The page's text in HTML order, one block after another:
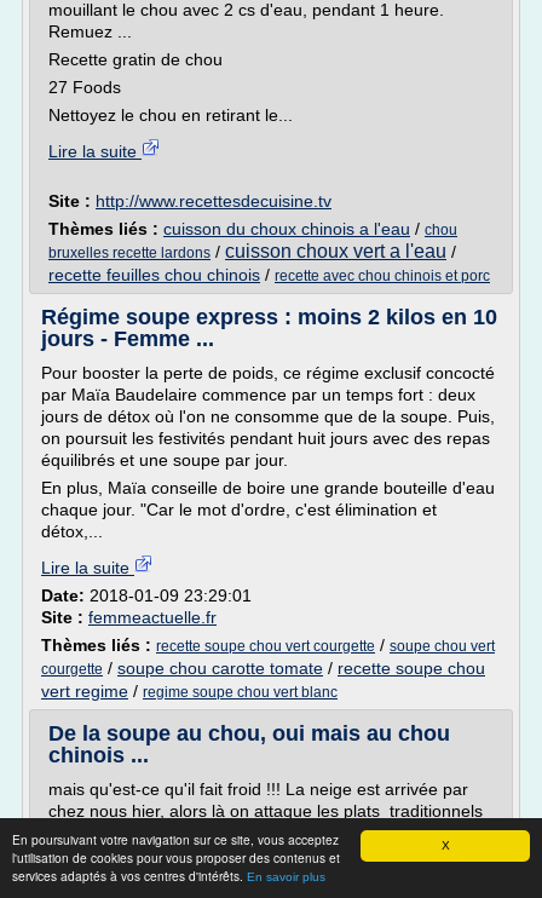
X
En poursuivant votre navigation sur ce site, vous acceptez
l'utilisation de cookies pour vous proposer des contenus et
services adaptés à vos centres d'intérêts. En savoir plus
mouillant le chou avec 2 cs d'eau, pendant 1 heure.
Remuez ...
Recette gratin de chou
27 Foods
Nettoyez le chou en retirant le...
Lire la suite
Site : http://www.recettesdecuisine.tv
Thèmes liés : cuisson du choux chinois a l'eau / chou
bruxelles recette lardons / cuisson choux vert a l'eau /
recette feuilles chou chinois / recette avec chou chinois et porc
Régime soupe express : moins 2 kilos en 10
jours - Femme ...
Pour booster la perte de poids, ce régime exclusif concocté
par Maïa Baudelaire commence par un temps fort : deux
jours de détox où l'on ne consomme que de la soupe. Puis,
on poursuit les festivités pendant huit jours avec des repas
équilibrés et une soupe par jour.
En plus, Maïa conseille de boire une grande bouteille d'eau
chaque jour. "Car le mot d'ordre, c'est élimination et
détox,...
Lire la suite
Date: 2018-01-09 23:29:01
Site : femmeactuelle.fr
Thèmes liés : recette soupe chou vert courgette / soupe chou vert
courgette / soupe chou carotte tomate / recette soupe chou
vert regime / regime soupe chou vert blanc
De la soupe au chou, oui mais au chou
chinois ...
mais qu'est-ce qu'il fait froid !!! La neige est arrivée par
chez nous hier, alors là on attaque les plats traditionnels
et les soupes réconfortantes... De bons légumes réunis
dans une soupe savoureuseet qui je vous l'assure vous
tiendra bien au corps ! Je l'ai joué à l'ancienne cette petite